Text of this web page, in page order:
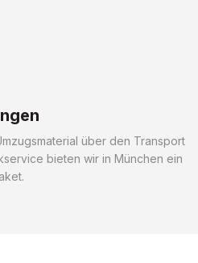
über den Transport
bieten wir in München ein